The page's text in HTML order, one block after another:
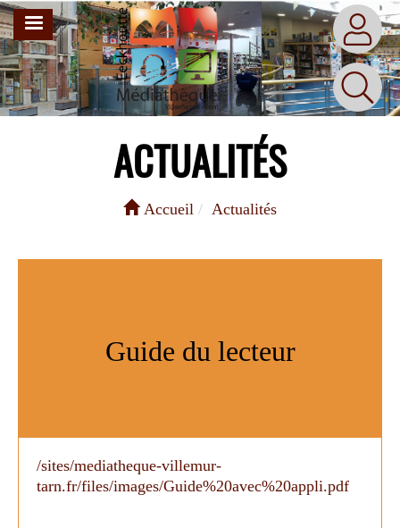
Aller
au
contenu
principal
MENU
ACTUALITÉS
Accueil Actualités
Guide du lecteur
/sites/mediatheque-villemur-
tarn.fr/files/images/Guide%20avec%20appli.pdf